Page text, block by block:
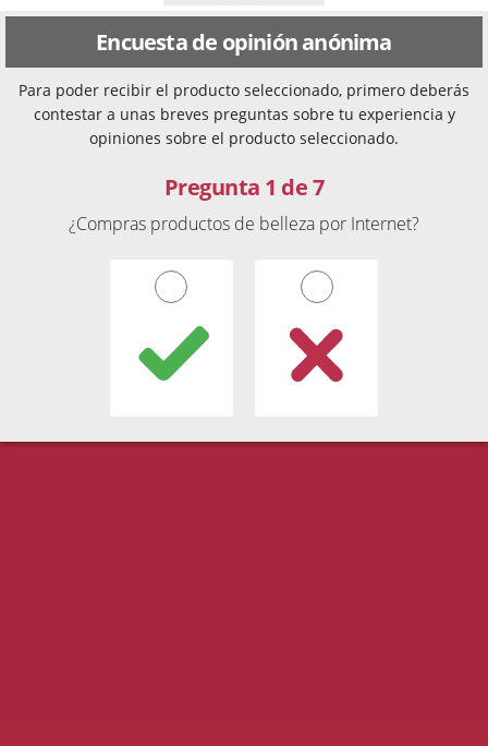
Encuesta de opinión anónima
Para poder recibir el producto seleccionado, primero deberás
contestar a unas breves preguntas sobre tu experiencia y
opiniones sobre el producto seleccionado.
Pregunta 1 de 7
¿Compras productos de belleza por Internet?